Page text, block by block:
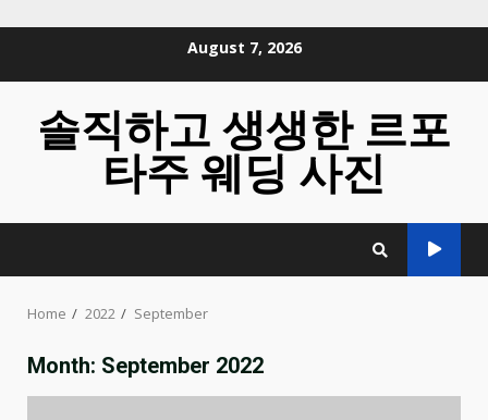
August 7, 2026
솔직하고 생생한 르포
타주 웨딩 사진
Home 2022 September
Month: September 2022